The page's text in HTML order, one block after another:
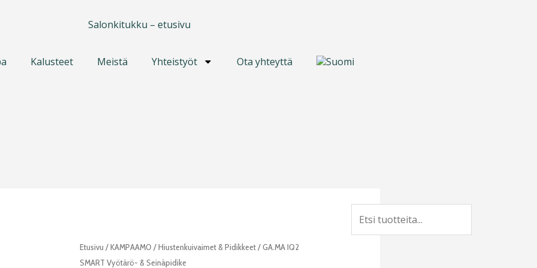
Kalusteet Meistä Yhteistyöt Ota yhteyttä
Etusivu /KAMPAAMO /Hiustenkuivaimet & Pidikkeet/ GA.MA IQ2
SMART Vyötärö- & Seinäpidike
GA.MA
IQ2